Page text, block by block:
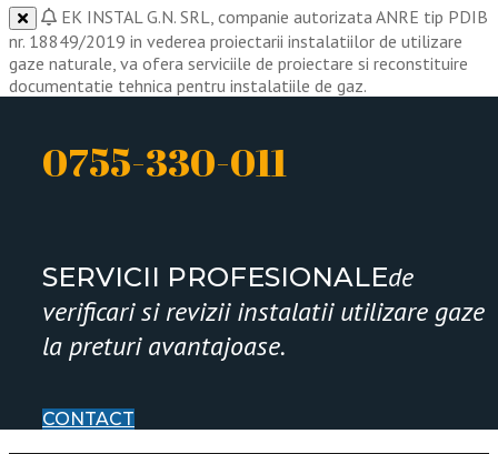
EK INSTAL G.N. SRL, companie autorizata ANRE tip PDIB
nr. 18849/2019 in vederea proiectarii instalatiilor de utilizare
gaze naturale, va ofera serviciile de proiectare si reconstituire
documentatie tehnica pentru instalatiile de gaz.
0755-330-011
SERVICII PROFESIONALEde
verificari si revizii instalatii utilizare gaze
la preturi avantajoase.
CONTACT